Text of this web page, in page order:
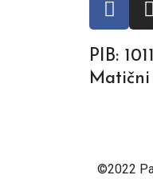
PIB:
Matični
©2022